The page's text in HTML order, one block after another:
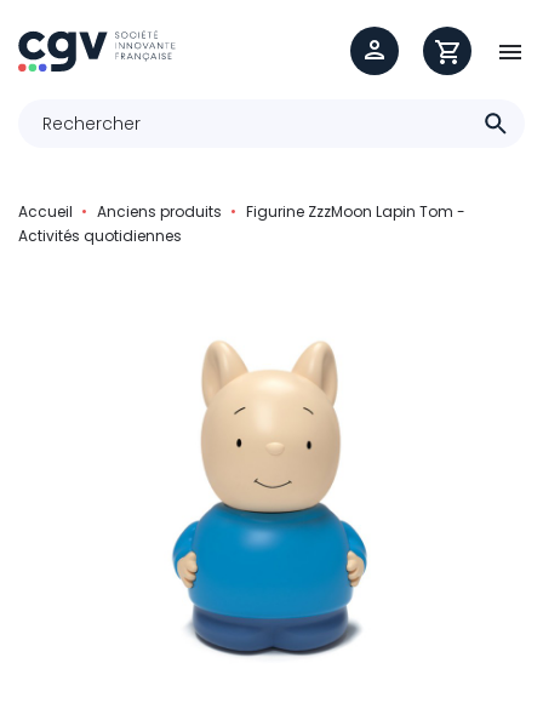

Accueil Anciens produits
Figurine ZzzMoon Lapin Tom -
Activités quotidiennes